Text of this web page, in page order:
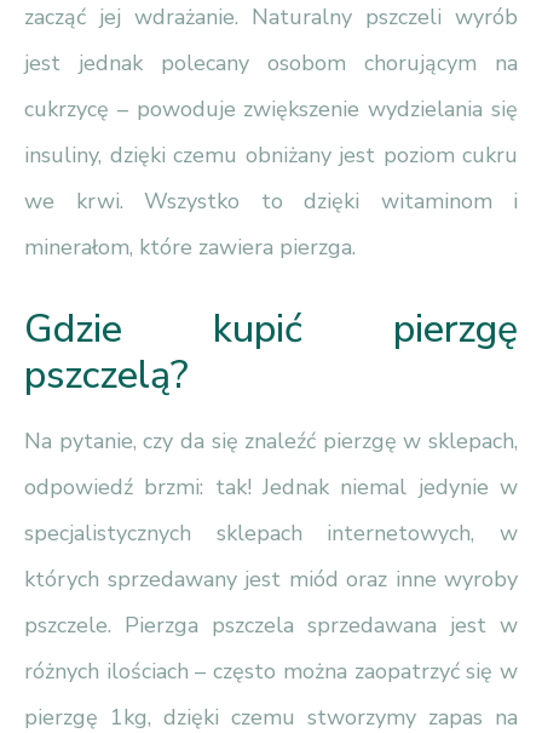
zacząć jej wdrażanie. Naturalny pszczeli wyrób
jest jednak polecany osobom chorującym na
cukrzycę – powoduje zwiększenie wydzielania się
insuliny, dzięki czemu obniżany jest poziom cukru
we krwi. Wszystko to dzięki witaminom i
minerałom, które zawiera pierzga.
Gdzie kupić pierzgę
pszczelą?
Na pytanie, czy da się znaleźć pierzgę w sklepach,
odpowiedź brzmi: tak! Jednak niemal jedynie w
specjalistycznych sklepach internetowych, w
których sprzedawany jest miód oraz inne wyroby
pszczele. Pierzga pszczela sprzedawana jest w
różnych ilościach – często można zaopatrzyć się w
pierzgę 1kg, dzięki czemu stworzymy zapas na